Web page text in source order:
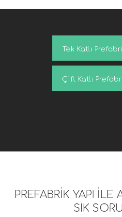
Tek Katlı
Çift Katlı
PREFABRİK YAPI İLE
SIK